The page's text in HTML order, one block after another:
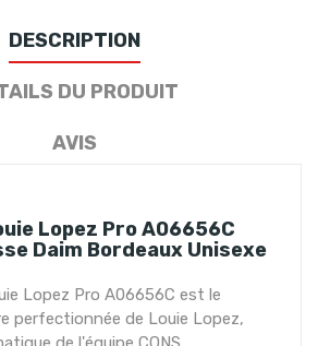
DESCRIPTION
DU PRODUIT
AVIS
Lopez Pro A06656C
Daim Bordeaux Unisexe
Lopez Pro A06656C est le
perfectionnée de Louie Lopez,